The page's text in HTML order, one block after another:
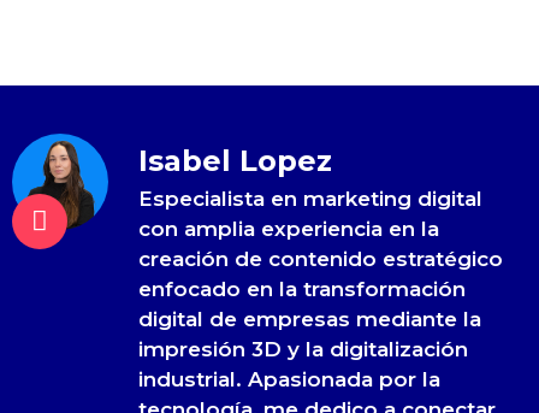
Isabel Lopez
Especialista en marketing digital
con amplia experiencia en la
creación de contenido estratégico
enfocado en la transformación
digital de empresas mediante la
impresión 3D y la digitalización
industrial. Apasionada por la